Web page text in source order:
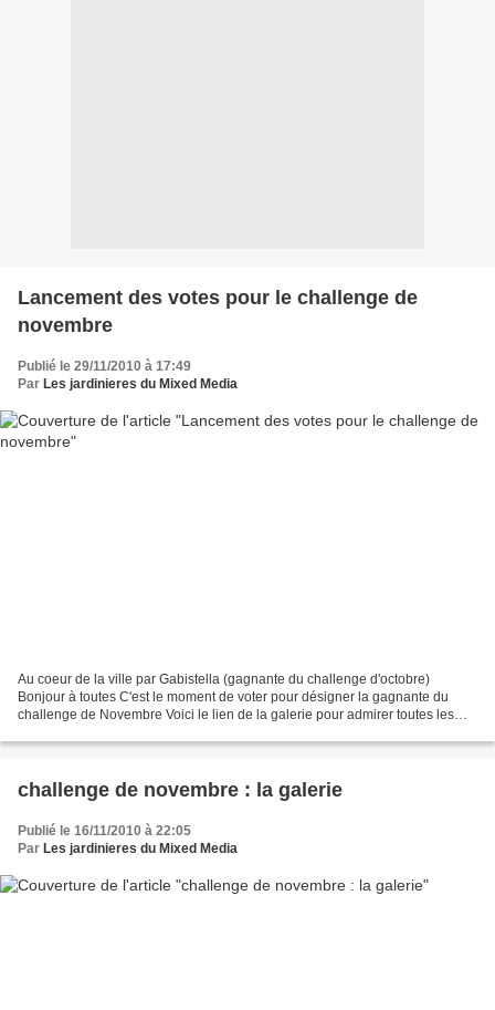
Lancement des votes pour le challenge de
novembre
Publié le 29/11/2010 à 17:49
Par Les jardinieres du Mixed Media
Au coeur de la ville par Gabistella (gagnante du challenge d'octobre)
Bonjour à toutes C'est le moment de voter pour désigner la gagnante du
challenge de Novembre Voici le lien de la galerie pour admirer toutes les
http://www.flickr.com/photos/22888748@N07/sets/72157625280967921/sho
challenge de novembre : la galerie
Publié le 16/11/2010 à 22:05
Par Les jardinieres du Mixed Media